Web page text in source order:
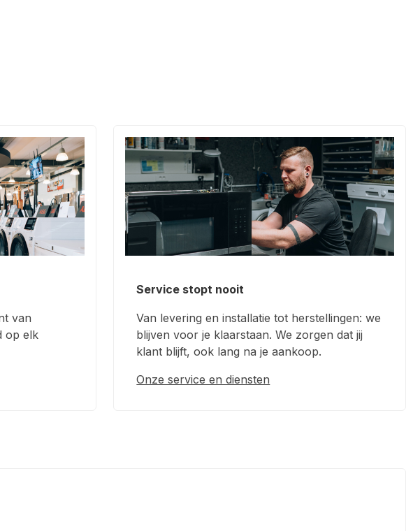
van
op elk
Service stopt nooit
Van levering en installatie tot herstellingen: we
blijven voor je klaarstaan. We zorgen dat jij
klant blijft, ook lang na je aankoop.
Onze service en diensten